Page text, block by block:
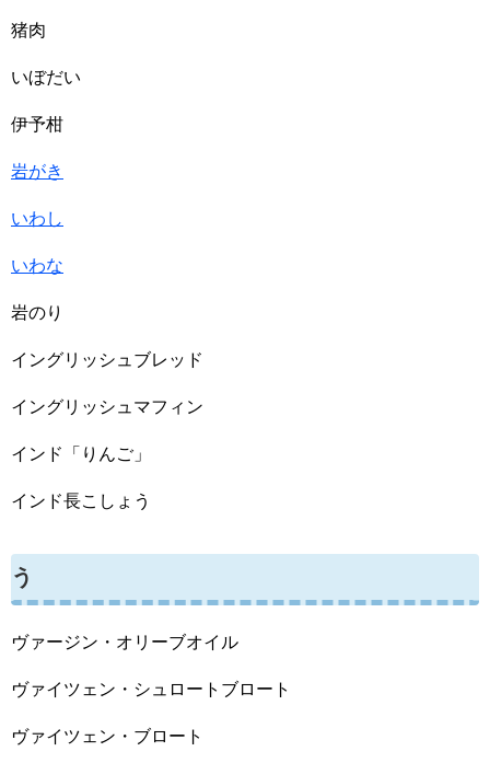
猪肉
いぼだい
伊予柑
岩がき
いわし
いわな
岩のり
イングリッシュブレッド
イングリッシュマフィン
インド「りんご」
インド長こしょう
う
ヴァージン・オリーブオイル
ヴァイツェン・シュロートブロート
ヴァイツェン・ブロート